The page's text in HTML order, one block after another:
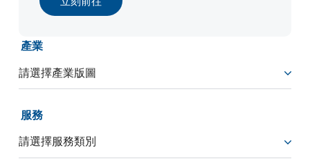
產業
服務